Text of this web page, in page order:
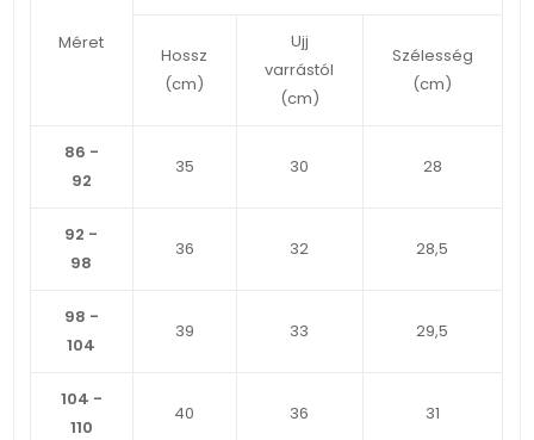
Méret
Hossz
(cm)
Ujj
varrástól
(cm)
Szélesség
(cm)
86 -
92
35 30 28
92 -
98
36 32 28,5
98 -
104
39 33 29,5
104 -
110
40 36 31